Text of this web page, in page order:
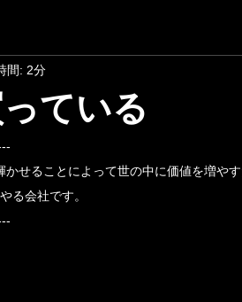
ている
間: 2分
せることによって世の中に価値を増や
る会社です。